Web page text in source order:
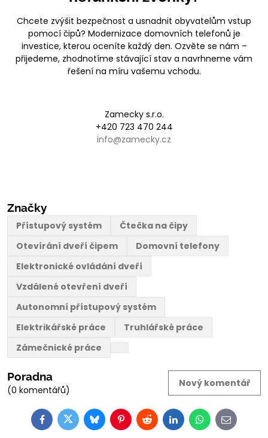
Chcete zvýšit bezpečnost a usnadnit obyvatelům vstup
pomocí čipů? Modernizace domovních telefonů je
investice, kterou oceníte každý den. Ozvěte se nám –
přijedeme, zhodnotíme stávající stav a navrhneme vám
řešení na míru vašemu vchodu.
Zamecky s.r.o.
+420 723 470 244
info@zamecky.cz
Značky
Přístupový systém
Čtečka na čipy
Otevírání dveří čipem
Domovní telefony
Elektronické ovládání dveří
Vzdálené otevření dveří
Autonomní přístupový systém
Elektrikářské práce
Truhlářské práce
Zámečnické práce
Poradna
(0 komentářů)
Nový komentář
FacebookTwitterBlueskyPinterestRedditLinkedInWhatsApp
E-
mail